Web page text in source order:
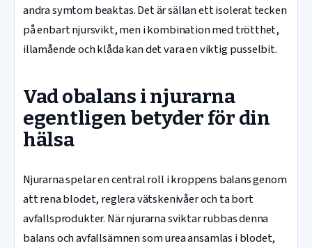
andra symtom beaktas. Det är sällan ett isolerat tecken
på enbart njursvikt, men i kombination med trötthet,
illamående och klåda kan det vara en viktig pusselbit.
Vad obalans i njurarna
egentligen betyder för din
hälsa
Njurarna spelar en central roll i kroppens balans genom
att rena blodet, reglera vätskenivåer och ta bort
avfallsprodukter. När njurarna sviktar rubbas denna
balans och avfallsämnen som urea ansamlas i blodet,